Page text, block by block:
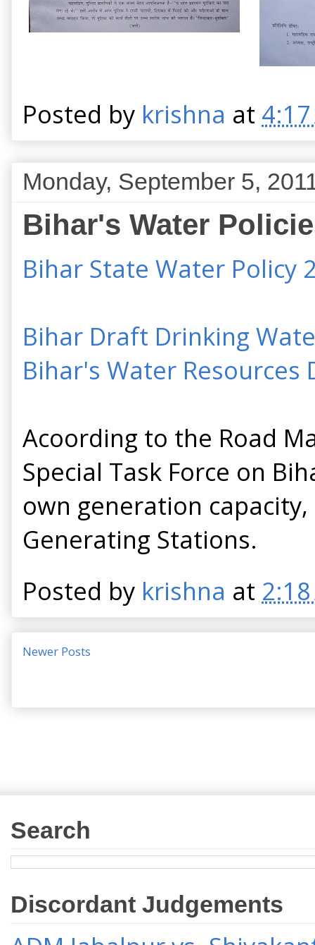
Posted by krishna at
Monday, September 5,
Bihar's Water
Bihar State Water Policy
Bihar Draft Drinking
Bihar's Water
Acoording to the Road
Special Task Force on
own generation
Generating Stations.
Posted by krishna at
Newer Posts
Search
Discordant Judgements